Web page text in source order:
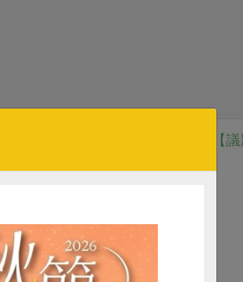
【
日常餐桌重新認識均衡飲